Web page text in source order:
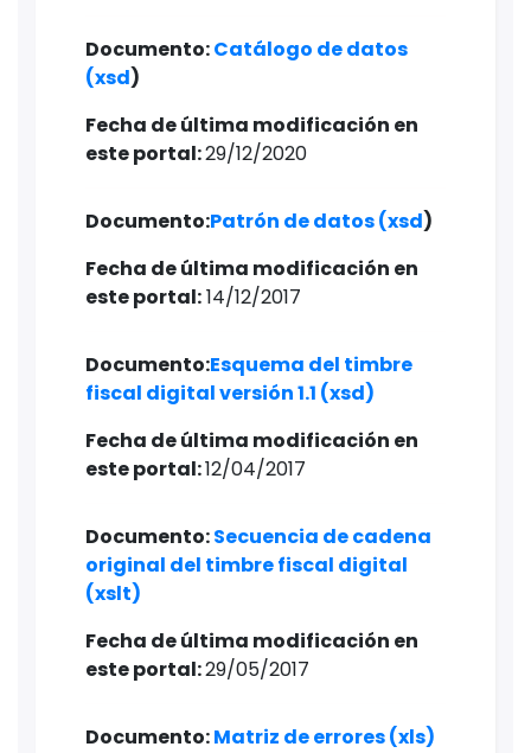
Documento: ​Catálogo de datos
(xsd)​
Fecha de última modificación en
este portal:29/12/2020
Documento:​Patrón de datos (xsd​)
Fecha de última modificación en
este portal:14/12/2017
Documento:Esquema del timbre
fiscal digital versión 1.1 (xsd)
Fecha de última modificación en
este portal:12/04/2017
Documento:Secuencia de cadena
original del timbre fiscal digital
(xslt)​
Fecha de última modificación en
este portal: ​29/05/2017
Documento:Matriz de errores (xls)